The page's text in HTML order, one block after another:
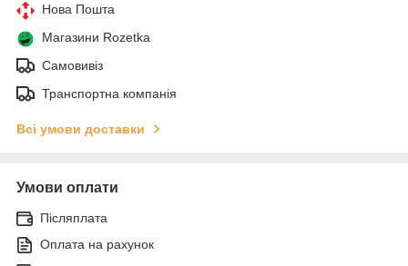
Нова Пошта
Магазини Rozetka
Самовивіз
Транспортна компанія
Всі умови доставки
Умови оплати
Післяплата
Оплата на рахунок